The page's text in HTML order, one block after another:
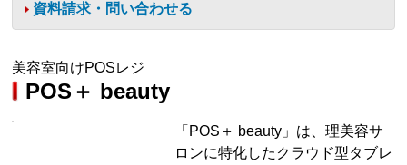
資料請求・問い合わせる
美容室向けPOSレジ
POS＋ beauty
「POS＋ beauty」は、理美容サ
ロンに特化したクラウド型タブレ